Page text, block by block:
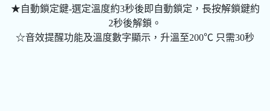
★自動鎖定鍵-選定溫度約3秒後即自動鎖定，長按解鎖鍵約
2秒後解鎖。
☆音效提醒功能及溫度數字顯示，升溫至200℃ 只需30秒